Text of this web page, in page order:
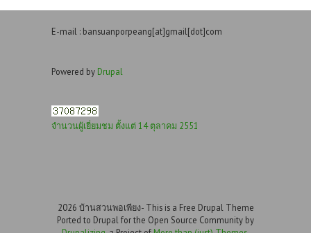
E-mail : bansuanporpeang[at]gmail[dot]com
Powered by Drupal
จำนวนผู้เยี่ยมชม ตั้งแต่ 14 ตุลาคม 2551
2026 บ้านสวนพอเพียง- This is a Free Drupal Theme
Ported to Drupal for the Open Source Community by